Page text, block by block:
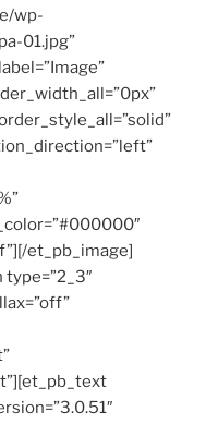
wp-
01.jpg”
et_pb_image]